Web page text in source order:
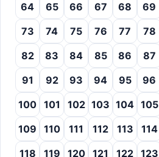
64
65 66 67 68 69
73
74 75 76 77 78
82
83 84 85 86 87
91
92 93 94 95 96
100 101 102 103 104 105
109
110 111 112 113 114
118
119 120 121 122 123